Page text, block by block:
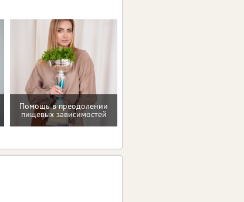
Помощь в преодолении
пищевых зависимостей